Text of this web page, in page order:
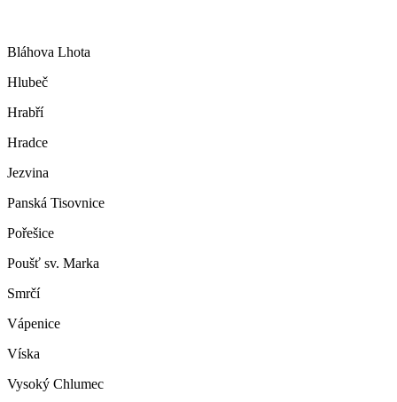
Bláhova Lhota
Hlubeč
Hrabří
Hradce
Jezvina
Panská Tisovnice
Pořešice
Poušť sv. Marka
Smrčí
Vápenice
Víska
Vysoký Chlumec